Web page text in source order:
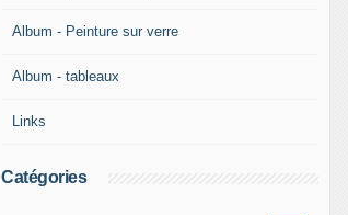
Album - Peinture sur verre
Album - tableaux
Links
Catégories